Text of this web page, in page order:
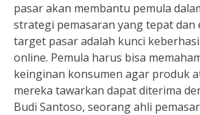
pasar akan membantu pemula
strategi pemasaran yang tepat dan
target pasar adalah kunci
online. Pemula harus bisa
keinginan konsumen agar produk
mereka tawarkan dapat diterima
Budi Santoso, seorang ahli